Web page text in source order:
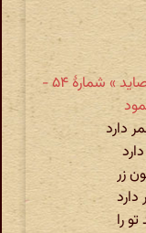
مسعود سعد سلمان » دیوان اشعار » قصاید » شمارهٔ ۵۴ -
دارد
زر
را